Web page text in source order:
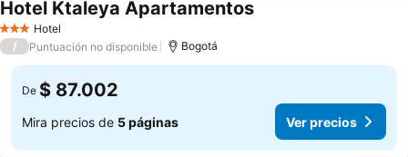
3 Estrellas
Hotel
Hotel Ktaleya Apartamentos
/ Puntuación no disponible Bogotá
De $ 87.002
Mira precios de 5 páginas Ver precios